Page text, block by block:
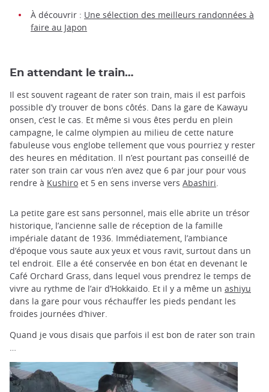
À découvrir : Une sélection des meilleurs randonnées à
faire au Japon
En attendant le train…
Il est souvent rageant de rater son train, mais il est parfois
possible d’y trouver de bons côtés. Dans la gare de Kawayu
onsen, c’est le cas. Et même si vous êtes perdu en plein
campagne, le calme olympien au milieu de cette nature
fabuleuse vous englobe tellement que vous pourriez y rester
des heures en méditation. Il n’est pourtant pas conseillé de
rater son train car vous n’en avez que 6 par jour pour vous
rendre à Kushiro et 5 en sens inverse vers Abashiri
La petite gare est sans personnel, mais elle abrite un trésor
historique, l’ancienne salle de réception de la famille
impériale datant de 1936. Immédiatement, l’ambiance
d’époque vous saute aux yeux et vous ravit, surtout dans un
tel endroit. Elle a été conservée en bon état en devenant le
Café Orchard Grass, dans lequel vous prendrez le temps de
vivre au rythme de l’air d’Hokkaido. Et il y a même un ashiyu
dans la gare pour vous réchauffer les pieds pendant les
froides journées d’hiver.
Quand je vous disais que parfois il est bon de rater son train
…